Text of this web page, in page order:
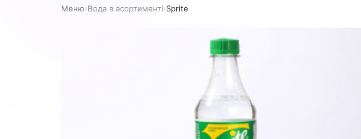
Меню›Вода в асортименті›Sprite